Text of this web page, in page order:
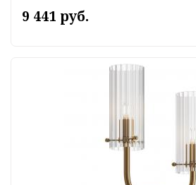
9 441 руб.